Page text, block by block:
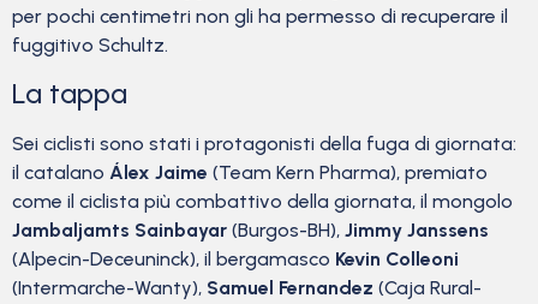
per pochi centimetri non gli ha permesso di recuperare il
fuggitivo Schultz.
La tappa
Sei ciclisti sono stati i protagonisti della fuga di giornata:
il catalano Álex Jaime (Team Kern Pharma), premiato
come il ciclista più combattivo della giornata, il mongolo
Jambaljamts Sainbayar (Burgos-BH), Jimmy Janssens
(Alpecin-Deceuninck), il bergamasco Kevin Colleoni
(Intermarche-Wanty), Samuel Fernandez (Caja Rural-